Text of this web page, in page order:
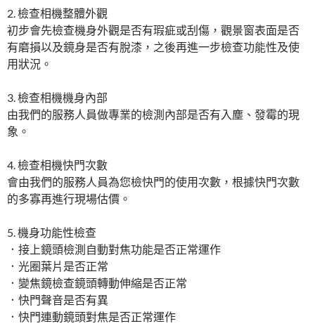
2. 檢查相機整體外觀
初步會先檢查機身外觀是否有瑕疵或刮傷，觀景窗表面是否
有磨損以及鏡身是否有脫漆，之後再進一步檢查功能性及使
用狀況。
3. 檢查相機機身內部
由我們的服務人員做專業的檢測內部是否有入塵、發霉的現
象。
4. 檢查相機快門次數
會由我們的服務人員為您檢快門的使用次數，根據快門次數
的多寡再進行現場估價。
5. 機身功能性檢查
．接上鏡頭檢測自動對焦功能是否正常運作
．光圈葉片是否正常
．變焦鏡檢查鏡頭轉動伸縮是否正常
．快門聲音是否有異
．快門連動鏡頭對焦是否正常運作